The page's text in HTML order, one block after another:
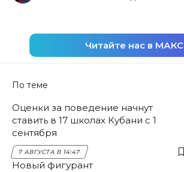
Читайте нас в МАКС
По теме
Оценки за поведение начнут
ставить в 17 школах Кубани с 1
сентября
7 АВГУСТА В 14:47
Новый фигурант